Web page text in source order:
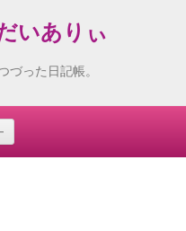
いありぃ
づった日記帳。